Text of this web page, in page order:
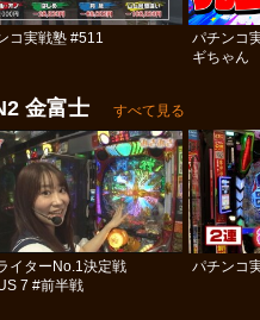
コ実戦塾 #511
パチンコ
ギちゃん
金富士 すべて見る
イターNo.1決定戦
7 #前半戦
パチンコ